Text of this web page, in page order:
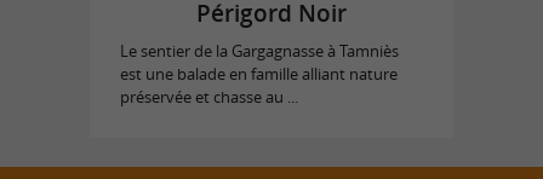
Périgord Noir
Le sentier de la Gargagnasse à Tamniès
est une balade en famille alliant nature
préservée et chasse au ...